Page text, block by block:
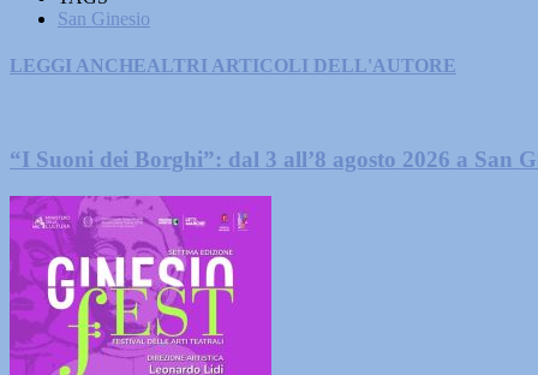
San Ginesio
LEGGI ANCHEALTRI ARTICOLI DELL'AUTORE
“I Suoni dei Borghi”: dal 3 all’8 agosto 2026 a San